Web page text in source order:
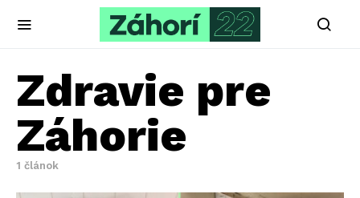
Zdravie pre
Záhorie
1 článok